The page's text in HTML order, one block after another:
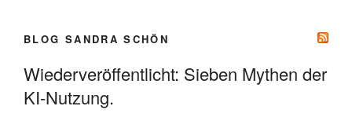
BLOG SANDRA SCHÖN
Wiederveröffentlicht: Sieben Mythen der
KI-Nutzung.